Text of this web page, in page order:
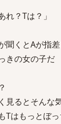
れ？Tは？」
聞くとAが指
きの女の子だ
見るとそんな
Tはもっとぼ